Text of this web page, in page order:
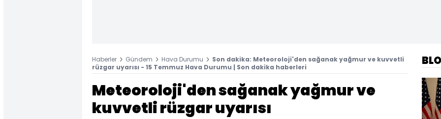
Haberler Gündem Hava Durumu
Son dakika: Meteoroloji'den sağanak yağmur ve kuvvetli
rüzgar uyarısı - 15 Temmuz Hava Durumu | Son dakika haberleri
Meteoroloji'den sağanak yağmur ve
kuvvetli rüzgar uyarısı